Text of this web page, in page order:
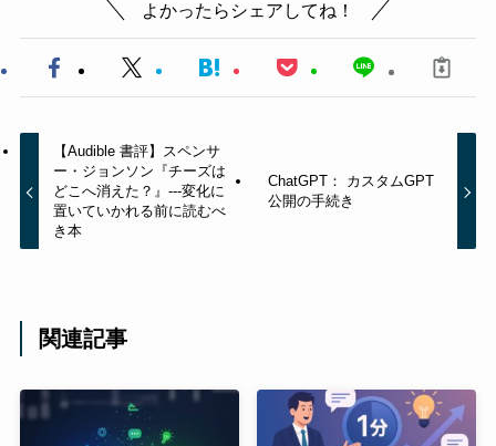
よかったらシェアしてね！
【Audible 書評】スペンサ
ー・ジョンソン『チーズは
どこへ消えた？』---変化に
置いていかれる前に読むべ
き本
ChatGPT： カスタムGPT
公開の手続き
関連記事